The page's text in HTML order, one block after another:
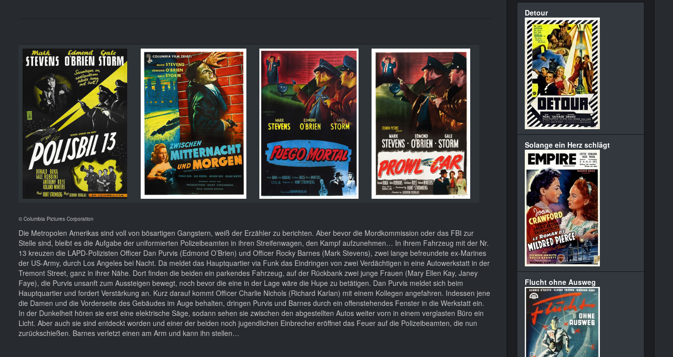
© Columbia Pictures Corporation
Die Metropolen Amerikas sind voll von bösartigen Gangstern, weiß der Erzähler zu berichten. Aber bevor die Mordkommission oder das FBI zur
Stelle sind, bleibt es die Aufgabe der uniformierten Polizeibeamten in ihren Streifenwagen, den Kampf aufzunehmen… In ihrem Fahrzeug mit der Nr.
13 kreuzen die LAPD-Polizisten Officer Dan Purvis (Edmond O’Brien) und Officer Rocky Barnes (Mark Stevens), zwei lange befreundete ex-Marines
der US-Army, durch Los Angeles bei Nacht. Da meldet das Hauptquartier via Funk das Eindringen von zwei Verdächtigen in eine Autowerkstatt in der
Tremont Street, ganz in ihrer Nähe. Dort finden die beiden ein parkendes Fahrzeug, auf der Rückbank zwei junge Frauen (Mary Ellen Kay, Janey
Faye), die Purvis unsanft zum Aussteigen bewegt, noch bevor die eine in der Lage wäre die Hupe zu betätigen. Dan Purvis meldet sich beim
Hauptquartier und fordert Verstärkung an. Kurz darauf kommt Officer Charlie Nichols (Richard Karlan) mit einem Kollegen angefahren. Indessen jene
die Damen und die Vorderseite des Gebäudes im Auge behalten, dringen Purvis und Barnes durch ein offenstehendes Fenster in die Werkstatt ein.
In der Dunkelheit hören sie erst eine elektrische Säge, sodann sehen sie zwischen den abgestellten Autos weiter vorn in einem verglasten Büro ein
Licht. Aber auch sie sind entdeckt worden und einer der beiden noch jugendlichen Einbrecher eröffnet das Feuer auf die Polizeibeamten, die nun
zurückschießen. Barnes verletzt einen am Arm und kann ihn stellen…
Detour
Solange ein Herz schlägt
Flucht ohne Ausweg